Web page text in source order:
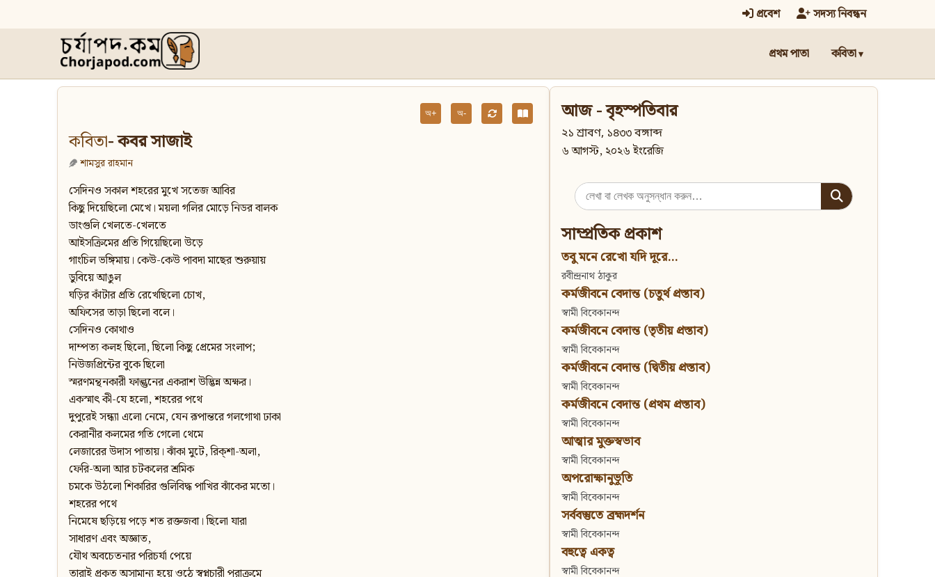
প্রবেশ সদস্য নিবন্ধন
প্রথম পাতা কবিতা
অ+ অ-
কবিতা- কবর সাজাই
শামসুর রাহমান
সেদিনও সকাল শহরের মুখে সতেজ আবির
কিছু দিয়েছিলো মেখে। ময়লা গলির মোড়ে নিডর বালক
ডাংগুলি খেলতে-খেলতে
আইসক্রিমের প্রতি গিয়েছিলো উড়ে
গাংচিল ভঙ্গিমায়। কেউ-কেউ পাবদা মাছের শুরুয়ায়
ডুবিয়ে আঙুল
ঘড়ির কাঁটার প্রতি রেখেছিলো চোখ,
অফিসের তাড়া ছিলো বলে।
সেদিনও কোথাও
দাম্পত্য কলহ ছিলো, ছিলো কিছু প্রেমের সংলাপ;
নিউজপ্রিন্টের বুকে ছিলো
স্মরণমন্থনকারী ফাল্গুনের একরাশ উদ্ভিন্ন অক্ষর।
একস্মাৎ কী-যে হলো, শহরের পথে
দুপুরেই সন্ধ্যা এলো নেমে, যেন রূপান্তরে গলগোথা ঢাকা
কেরানীর কলমের গতি গেলো থেমে
লেজারের উদাস পাতায়। ঝাঁকা মুটে, রিক্‌শা-অলা,
ফেরি-অলা আর চটকলের শ্রমিক
চমকে উঠলো শিকারির গুলিবিদ্ধ পাখির ঝাঁকের মতো।
শহরের পথে
নিমেষে ছড়িয়ে পড়ে শত রক্তজবা। ছিলো যারা
সাধারণ এবং অজ্ঞাত,
যৌথ অবচেতনার পরিচর্যা পেয়ে
আজ - বৃহস্পতিবার
২১ শ্রাবণ, ১৪৩৩ বঙ্গাব্দ
৬ আগস্ট, ২০২৬ ইংরেজি
Search
for:
সাম্প্রতিক প্রকাশ
তবু মনে রেখো যদি দূরে...
রবীন্দ্রনাথ ঠাকুর
কর্মজীবনে বেদান্ত (চতুর্থ প্রস্তাব)
স্বামী বিবেকানন্দ
কর্মজীবনে বেদান্ত (তৃতীয় প্রস্তাব)
স্বামী বিবেকানন্দ
কর্মজীবনে বেদান্ত (দ্বিতীয় প্রস্তাব)
স্বামী বিবেকানন্দ
কর্মজীবনে বেদান্ত (প্রথম প্রস্তাব)
স্বামী বিবেকানন্দ
আত্মার মুক্তস্বভাব
স্বামী বিবেকানন্দ
অপরোক্ষানুভূতি
স্বামী বিবেকানন্দ
সর্ববস্তুতে ব্রহ্মদর্শন
স্বামী বিবেকানন্দ
বহুত্বে একত্ব
স্বামী বিবেকানন্দ